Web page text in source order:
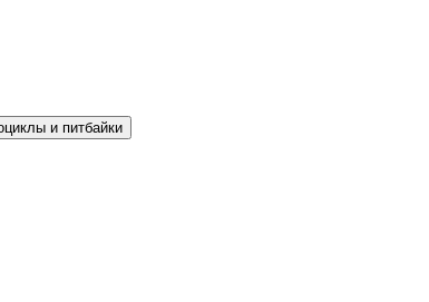
и питбайки